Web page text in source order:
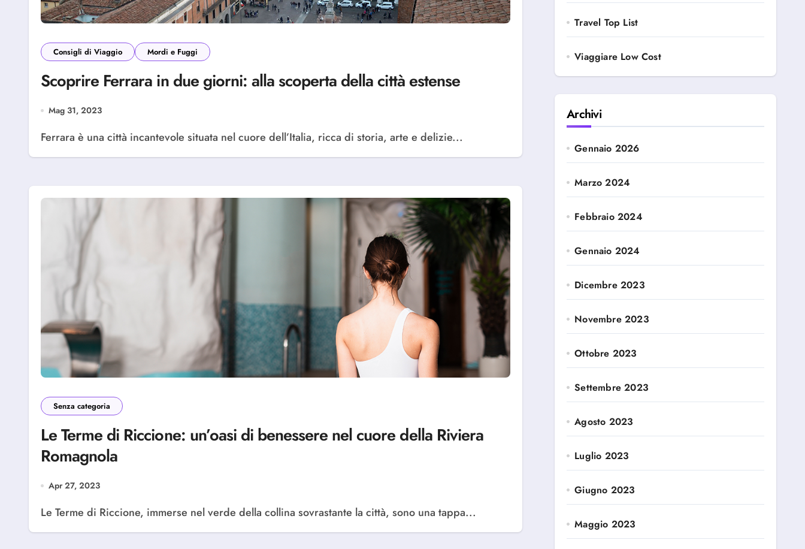
Consigli di Viaggio Mordi e Fuggi
Scoprire Ferrara in due giorni: alla scoperta della città estense
Mag 31, 2023
Ferrara è una città incantevole situata nel cuore dell’Italia, ricca di storia, arte e delizie...
Senza categoria
Le Terme di Riccione: un’oasi di benessere nel cuore della Riviera
Romagnola
Apr 27, 2023
Le Terme di Riccione, immerse nel verde della collina sovrastante la città, sono una tappa...
Travel Top List
Viaggiare Low Cost
Archivi
Gennaio 2026
Marzo 2024
Febbraio 2024
Gennaio 2024
Dicembre 2023
Novembre 2023
Ottobre 2023
Settembre 2023
Agosto 2023
Luglio 2023
Giugno 2023
Maggio 2023